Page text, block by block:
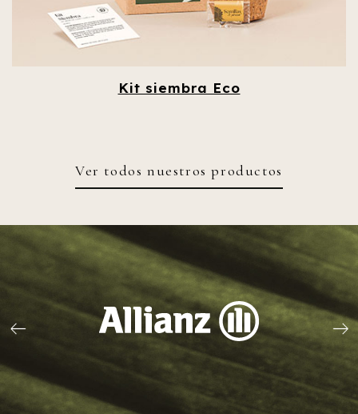
Kit siembra Eco
Ver todos nuestros productos